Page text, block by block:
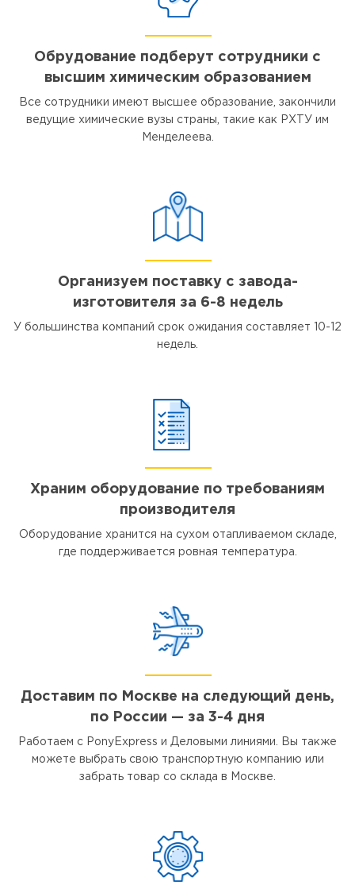
Обрудование подберут сотрудники с
высшим химическим образованием
Все сотрудники имеют высшее образование, закончили
ведущие химические вузы страны, такие как РХТУ им
Менделеева.
Организуем поставку с завода-
изготовителя за 6-8 недель
У большинства компаний срок ожидания составляет 10-12
недель.
Храним оборудование по требованиям
производителя
Оборудование хранится на сухом отапливаемом складе,
где поддерживается ровная температура.
Доставим по Москве на следующий день,
по России — за 3-4 дня
Работаем с PonyExpress и Деловыми линиями. Вы также
можете выбрать свою транспортную компанию или
забрать товар со склада в Москве.